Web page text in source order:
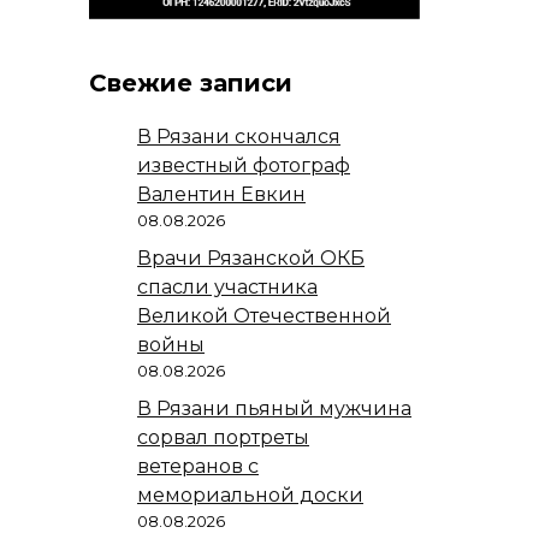
Свежие записи
В Рязани скончался
известный фотограф
Валентин Евкин
08.08.2026
Врачи Рязанской ОКБ
спасли участника
Великой Отечественной
войны
08.08.2026
В Рязани пьяный мужчина
сорвал портреты
ветеранов с
мемориальной доски
08.08.2026